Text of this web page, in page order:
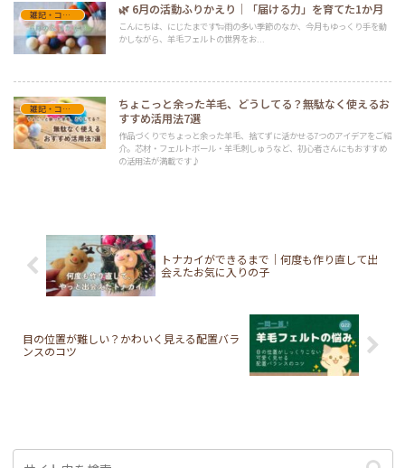
雑記・コラム 🌿 6月の活動ふりかえり｜「届ける力」を育てた1か月
こんにちは、にじたまです🐑雨の多い季節のなか、今月もゆっくり手を動
かしながら、羊毛フェルトの世界をお...
雑記・コラム
ちょこっと余った羊毛、どうしてる？無駄なく使えるお
すすめ活用法7選
作品づくりでちょっと余った羊毛、捨てずに活かせる7つのアイデアをご紹
介。芯材・フェルトボール・羊毛刺しゅうなど、初心者さんにもおすすめ
の活用法が満載です♪
トナカイができるまで｜何度も作り直して出
会えたお気に入りの子
目の位置が難しい？かわいく見える配置バラ
ンスのコツ